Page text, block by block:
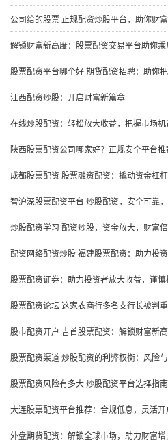
公司给的股票 正规配资炒股平台，助你财
解锁财富新高度：股票配资交易平台助你乘
股票配资平台哪个好 期货配资招聘：助你
江西配资炒股：开启财富新篇章
在线炒股配资：轻松放大收益，把握市场机
陕西股票配资公司哪家好？正规安全平台推
成都股票配资 股票融资配资：撬动资金杠
智沪深股票配资平台 炒股配资，安全可靠
炒股配资学习 配资炒股，资金放大，财富
配资网络配资炒股 福建股票配资：助力投
股票配资证券：助力投资者放大收益，谨慎
股票配资论坛 这家农商行多名支行长被判
股市配资开户 吉首股票配资：解锁财富新
股票配资渠道 炒股配资的利弊权衡：风险
股票配资风险有多大 炒股配资平台选择指
大连股票配资平台推荐：合规低息，灵活开
外盘期货配资：解锁全球市场，助力财富增